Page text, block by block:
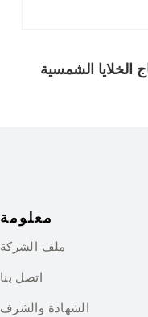
الخلايا الشمسية
معلومة
ملف الشركة
اتصل بنا
الشهادة والشرف